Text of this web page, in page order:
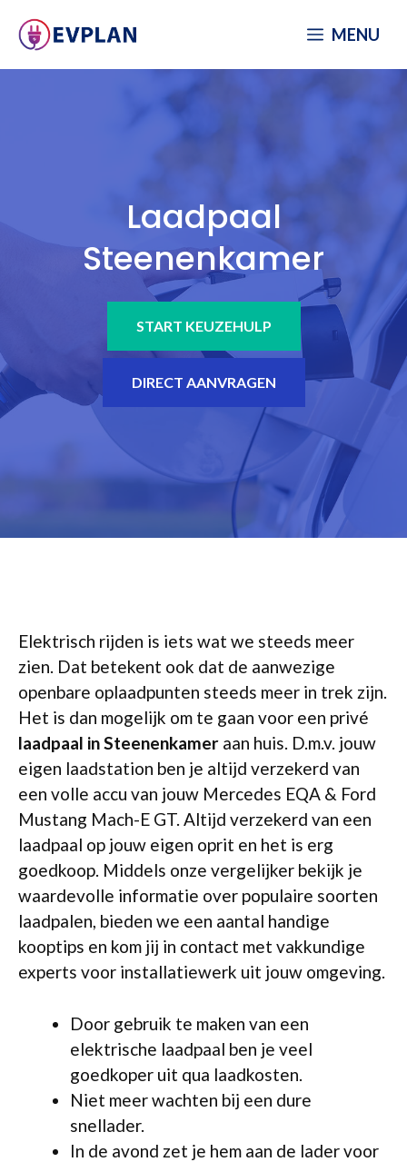
naar
MENU
Laadpaal
Steenenkamer
START KEUZEHULP
DIRECT AANVRAGEN
Elektrisch rijden is iets wat we steeds meer
zien. Dat betekent ook dat de aanwezige
openbare oplaadpunten steeds meer in trek zijn.
Het is dan mogelijk om te gaan voor een privé
laadpaal in Steenenkamer aan huis. D.m.v. jouw
eigen laadstation ben je altijd verzekerd van
een volle accu van jouw Mercedes EQA & Ford
Mustang Mach-E GT. Altijd verzekerd van een
laadpaal op jouw eigen oprit en het is erg
goedkoop. Middels onze vergelijker bekijk je
waardevolle informatie over populaire soorten
laadpalen, bieden we een aantal handige
kooptips en kom jij in contact met vakkundige
experts voor installatiewerk uit jouw omgeving.
Door gebruik te maken van een
elektrische laadpaal ben je veel
goedkoper uit qua laadkosten.
Niet meer wachten bij een dure
snellader.
In de avond zet je hem aan de lader voor